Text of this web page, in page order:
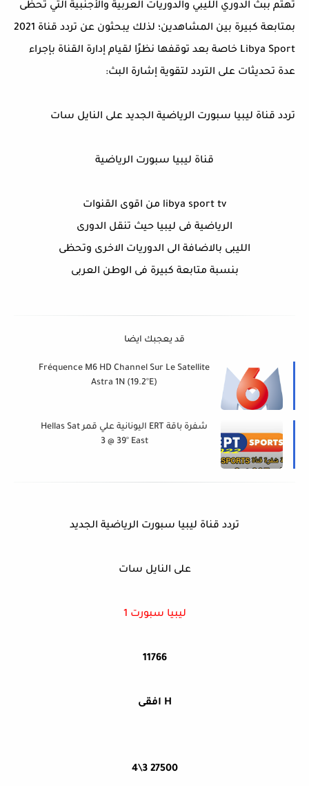
تهتم ببث الدوري الليبي والدوريات العربية والأجنبية التي تحظى
بمتابعة كبيرة بين المشاهدين؛ لذلك يبحثون عن تردد قناة 2021
Libya Sport خاصة بعد توقفها نظرًا لقيام إدارة القناة بإجراء
عدة تحديثات على التردد لتقوية إشارة البث:
تردد قناة ليبيا سبورت الرياضية الجديد على النايل سات
قناة ليبيا سبورت الرياضية
libya sport tv من اقوى القنوات
الرياضية فى ليبيا حيث تنقل الدورى
الليبى بالاضافة الى الدوريات الاخرى وتحظى
بنسبة متابعة كبيرة فى الوطن العربى
قد يعجبك ايضا
Fréquence M6 HD Channel Sur Le Satellite
Astra 1N (19.2°E)
شفرة باقة ERT اليونانية علي قمر Hellas Sat
3 @ 39° East
تردد قناة ليبيا سبورت الرياضية الجديد
على النايل سات
ليبيا سبورت 1
11766
H افقى
27500 3\4